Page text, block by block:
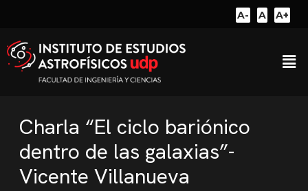
A- A A+
Charla “El ciclo bariónico
dentro de las galaxias”-
Vicente Villanueva